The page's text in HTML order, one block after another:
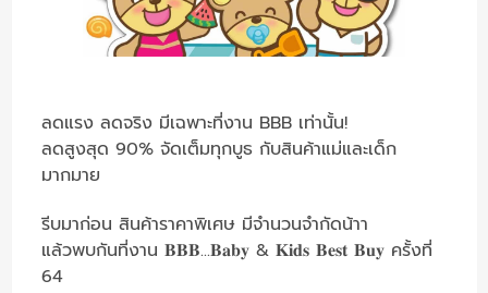
ลดแรง ลดจริง มีเฉพาะที่งาน BBB เท่านั้น!
ลดสูงสุด 90% จัดเต็มทุกบูธ กับสินค้าแม่และเด็ก
มากมาย
รีบมาก่อน สินค้าราคาพิเศษ มีจำนวนจำกัดน้าา
แล้วพบกันที่งาน 𝐁𝐁𝐁...𝐁𝐚𝐛𝐲 & 𝐊𝐢𝐝𝐬 𝐁𝐞𝐬𝐭 𝐁𝐮𝐲 ครั้งที่
64